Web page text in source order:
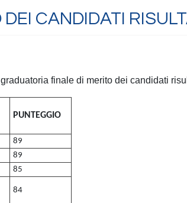
CANDIDATI
finale di merito dei candidati
PUNTEGGIO
89
89
85
84